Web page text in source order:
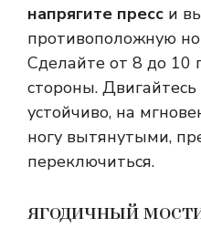
напрягите пресс и
противоположную
Сделайте от 8 до 10
стороны.
устойчиво, на
ногу вытянутыми,
переключиться.
ягодичный